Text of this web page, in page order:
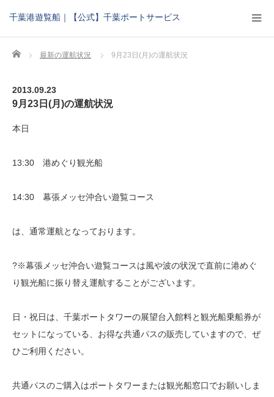
千葉港遊覧船｜【公式】千葉ポートサービス
Home 最新の運航状況 9月23日(月)の運航状況
2013.09.23
9月23日(月)の運航状況
本日
13:30 港めぐり観光船
14:30 幕張メッセ沖合い遊覧コース
は、通常運航となっております。
?※幕張メッセ沖合い遊覧コースは風や波の状況で直前に港めぐ
り観光船に振り替え運航することがございます。
日・祝日は、千葉ポートタワーの展望台入館料と観光船乗船券が
セットになっている、お得な共通パスの販売していますので、ぜ
ひご利用ください。
共通パスのご購入はポートタワーまたは観光船窓口でお願いしま